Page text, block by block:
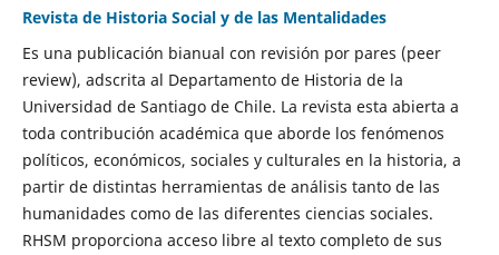
Revista de Historia Social y de las Mentalidades
Es una publicación bianual con revisión por pares (peer
review), adscrita al Departamento de Historia de la
Universidad de Santiago de Chile. La revista esta abierta a
toda contribución académica que aborde los fenómenos
políticos, económicos, sociales y culturales en la historia, a
partir de distintas herramientas de análisis tanto de las
humanidades como de las diferentes ciencias sociales.
RHSM proporciona acceso libre al texto completo de sus